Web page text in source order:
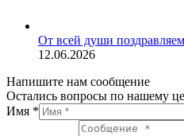
От всей души
12.06.2026
Напишите нам сообщение
Остались вопросы по нашему
Имя *